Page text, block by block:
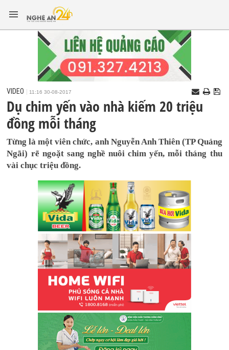
VIDEO 11:16 30-08-2017
Dụ chim yến vào nhà kiếm 20 triệu
đồng mỗi tháng
Từng là một viên chức, anh Nguyễn Anh Thiên (TP Quảng
Ngãi) rẽ ngoặt sang nghề nuôi chim yến, mỗi tháng thu
vài chục triệu đồng.